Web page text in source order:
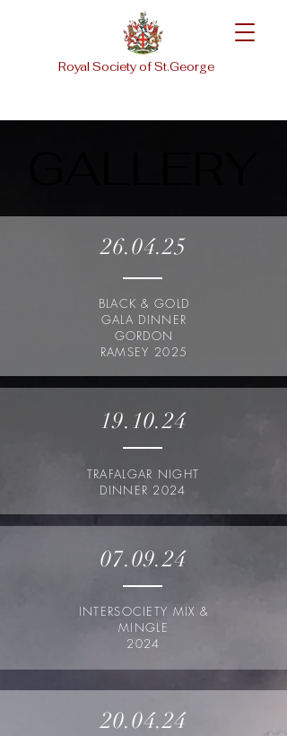
Royal Society of St.George
26.04.25
BLACK & GOLD
GALA DINNER
GORDON
RAMSEY 2025
19.10.24
TRAFALGAR NIGHT
DINNER 2024
07.09.24
INTERSOCIETY MIX &
MINGLE
2024
20.04.24